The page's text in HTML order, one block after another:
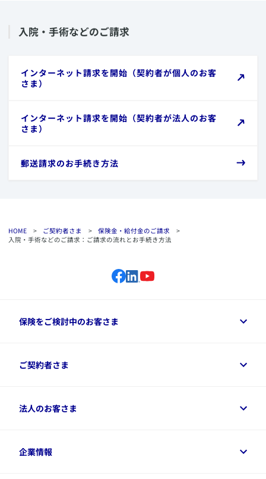
あること（それ以外はエラーが表示され、アップロ
ードできません）。
ファイルサイズによっては、アップロードに時間が
かかることがあります。
​入院・手術などのご請求
​​インターネット請求を開始（契約者が個人のお客
さま）
​​インターネット請求を開始（契約者が法人のお客
さま）
​郵送請求のお手続き方法
HOME > ご契約者さま > 保険金・給付金のご請求
>
入院・手術などのご請求：ご請求の流れとお手続き方法
保険をご検討中のお客さま
保険をご検討中のお客さまトップ
資料請求
変額保険各種情報
ご契約者さま
ご契約者さまトップ
デジタル約款
法人のお客さま
法人のお客さまトップ
企業情報